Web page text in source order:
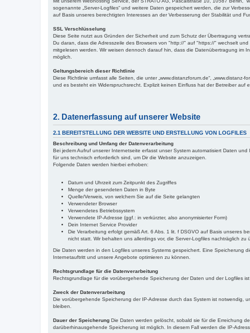
sogenannte „Server-Logfiles“ und weitere Daten gespeichert werden, die zur
auf Basis unseres berechtigten Interesses an der Verbesserung der Stabilität und
SSL Verschlüsselung
Diese Seite nutzt aus Gründen der Sicherheit und zum Schutz der Übertragung
Du daran, dass die Adresszeile des Browsers von "http://" auf "https://" wechselt
mitgelesen werden. Wir weisen dennoch darauf hin, dass die Datenübertragung im
möglich.
Geltungsbereich dieser Richtlinie
Diese Richtlinie umfasst alle Seiten, die unter „www.distanzforum.de“,
und es besteht ein Widerspruchsrecht. Explizit keinen Einfluss hat der Betreiber auf
2. Datenerfassung auf unserer Website
2.1 BEREITSTELLUNG DER WEBSITE UND ERSTELLUNG VON LOGFILES
Beschreibung und Umfang der Datenverarbeitung
Bei jedem Aufruf unserer Internetseite erfasst unser System automatisiert Daten
für uns technisch erforderlich sind, um Dir die Website anzuzeigen.
Folgende Daten werden hierbei erhoben:
Datum und Uhrzeit zum Zeitpunkt des Zugriffes
Menge der gesendeten Daten in Byte
Quelle/Verweis, von welchem Sie auf die Seite gelangten
Verwendeter Browser
Verwendetes Betriebssystem
Verwendete IP-Adresse (ggf.: in verkürzter, also anonymisierter Form)
Dein Internet Service Provider
Die Verarbeitung erfolgt gemäß Art. 6 Abs. 1 lit. f DSGVO auf Basis unseres
nicht statt. Wir behalten uns allerdings vor, die Server-Logfiles nachträglich
Die Daten werden in den Logfiles unseres Systems gespeichert. Eine Speicherung
Internetauftritt und unsere Angebote optimieren zu können.
Rechtsgrundlage für die Datenverarbeitung
Rechtsgrundlage für die vorübergehende Speicherung der Daten und der Logfiles ist
Zweck der Datenverarbeitung
Die vorübergehende Speicherung der IP-Adresse durch das System ist notwendig,
bleiben.
Dauer der Speicherung Die Daten werden gelöscht, sobald sie für die Erreichung
darüberhinausgehende Speicherung ist möglich. In diesem Fall werden die IP-